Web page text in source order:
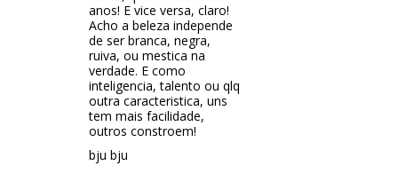
anos! E vice versa, claro!
Acho a beleza independe
de ser branca, negra,
ruiva, ou mestica na
verdade. E como
inteligencia, talento ou qlq
outra caracteristica, uns
tem mais facilidade,
outros constroem!
bju bju